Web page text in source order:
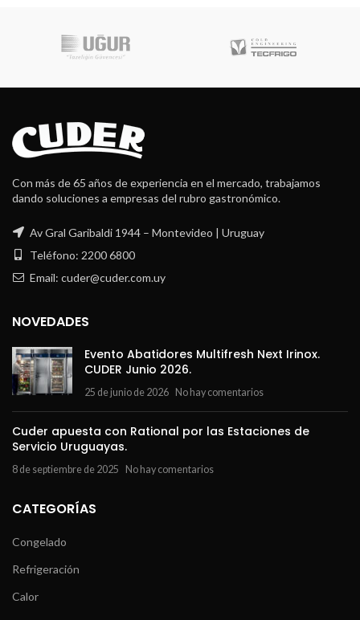
Con más de 65 años de experiencia en el mercado, trabajamos
dando soluciones a empresas del rubro gastronómico.
Av Gral Garibaldi 1944 – Montevideo | Uruguay
Teléfono: 2200 6800
Email: cuder@cuder.com.uy
NOVEDADES
Evento Abatidores Multifresh Next Irinox.
CUDER Junio 2026.
25 de junio de 2026 No hay comentarios
Cuder apuesta con Rational por las Estaciones de
Servicio Uruguayas.
8 de septiembre de 2025 No hay comentarios
CATEGORÍAS
Congelado
Refrigeración
Calor